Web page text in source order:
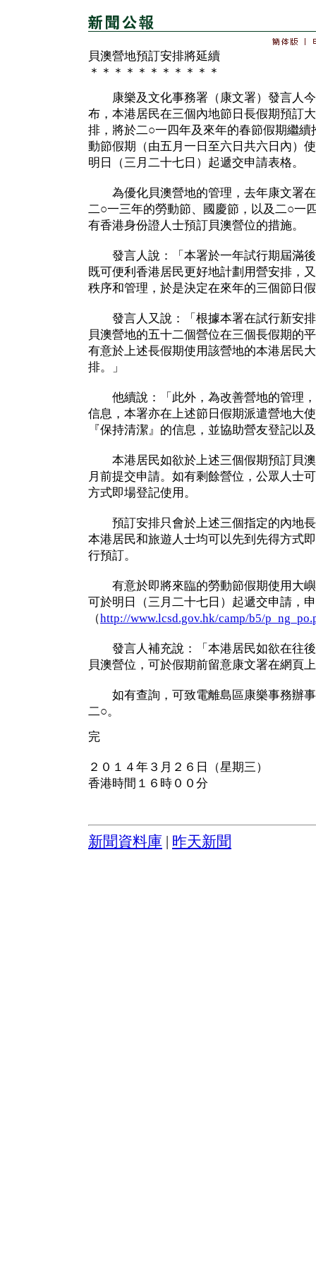
貝澳營地預訂安排將延續
＊＊＊＊＊＊＊＊＊＊＊
康樂及文化事務署（康文署）發言人今
布，本港居民在三個內地節日長假期預訂
排，將於二○一四年及來年的春節假期繼
動節假期（由五月一日至六日共六日內）
明日（三月二十七日）起遞交申請表格。
為優化貝澳營地的管理，去年康文署在
二○一三年的勞動節、國慶節，以及二○一
有香港身份證人士預訂貝澳營位的措施。
發言人說：「本署於一年試行期屆滿後
既可便利香港居民更好地計劃用營安排，
秩序和管理，於是決定在來年的三個節日
發言人又說：「根據本署在試行新安排
貝澳營地的五十二個營位在三個長假期的
有意於上述長假期使用該營地的本港居民
排。」
他續說：「此外，為改善營地的管理，
信息，本署亦在上述節日假期派遣營地大
『保持清潔』的信息，並協助營友登記以
本港居民如欲於上述三個假期預訂貝澳
月前提交申請。如有剩餘營位，公眾人士
方式即場登記使用。
預訂安排只會於上述三個指定的內地長
本港居民和旅遊人士均可以先到先得方式
行預訂。
有意於即將來臨的勞動節假期使用大嶼
可於明日（三月二十七日）起遞交申請，
（http://www.lcsd.gov.hk/camp/b5/
發言人補充說：「本港居民如欲在往後
貝澳營位，可於假期前留意康文署在網頁
如有查詢，可致電離島區康樂事務辦
二○。
完
２０１４年３月２６日（星期三）
香港時間１６時００分
新聞資料庫 昨天新聞